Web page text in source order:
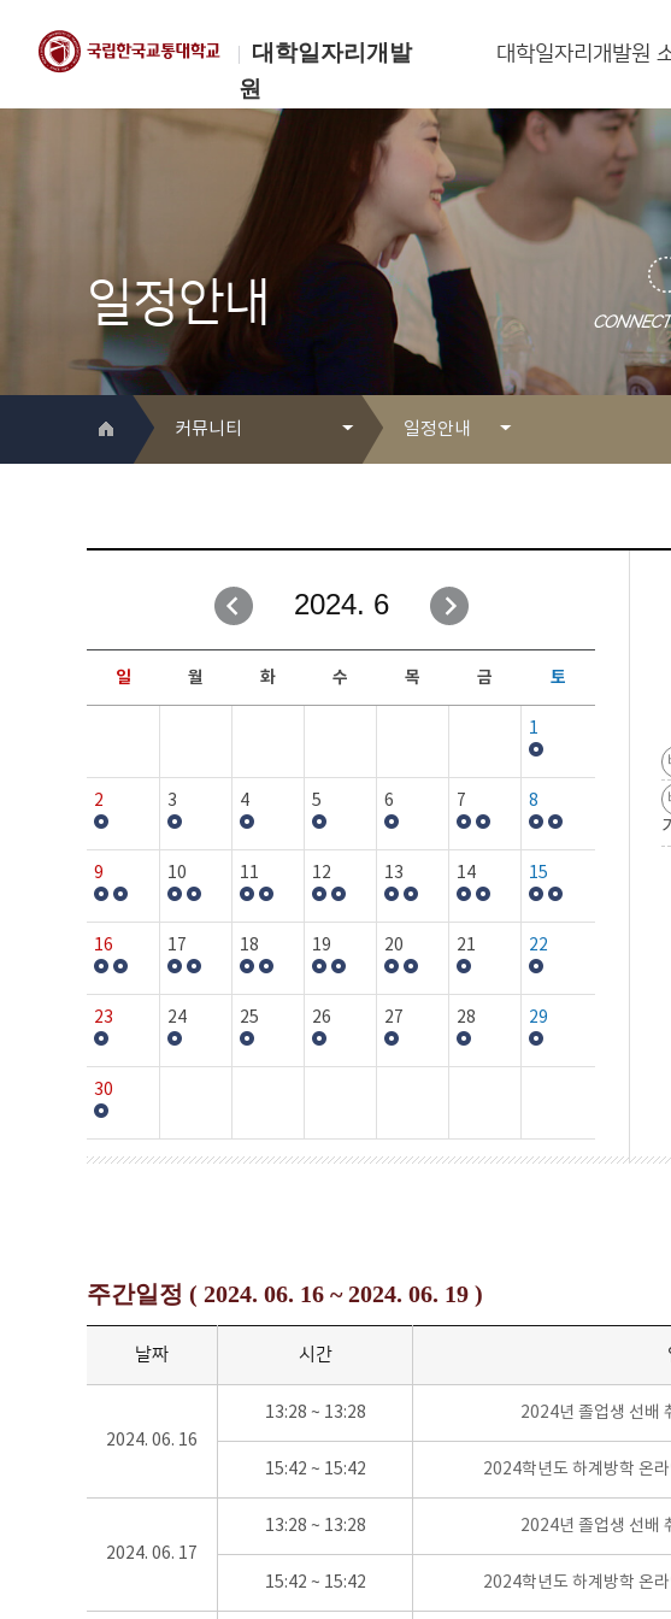
대학일자리개발
원
한국교통대학교
대학일자리개발원
대학일자리개발원
일정안내
커뮤니티
취업성공지원과
창업지원·교육센터
현장실습/IPP사업단
커뮤니티
일정안내
자유게시판
일정안내
보도자료
행사갤러리
2024. 6
일 월 화 수 목 금 토
1
2 3 4 5 6 7 8
9 10 11 12 13 14 15
16 17 18 19 20 21 22
23 24 25 26 27 28 29
30
주간일정 ( 2024. 06. 16 ~ 2024. 06. 19 )
날짜 시간
2024. 06. 16
13:28 ~ 13:28 2024년 졸업생 선배
15:42 ~ 15:42 2024학년도 하계방학 온
2024. 06. 17
13:28 ~ 13:28 2024년 졸업생 선배
15:42 ~ 15:42 2024학년도 하계방학 온